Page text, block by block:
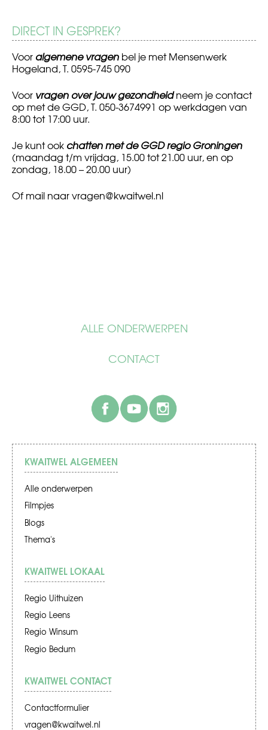
ALLE ONDERWERPEN
CONTACT
facebook
DIRECT IN GESPREK?
Voor algemene vragen bel je met Mensenwerk
Hogeland, T. 0595-745 090
Voor vragen over jouw gezondheidneem je contact
op met de GGD, T. 050-3674991 op werkdagen van
8:00 tot 17:00 uur.
Je kunt ook chatten met de GGD regio Groningen
(maandag t/m vrijdag, 15.00 tot 21.00 uur, en op
zondag, 18.00 – 20.00 uur)
Of mail naarvragen@kwaitwel.nl
KWAITWEL ALGEMEEN
Alle onderwerpen
Filmpjes
Blogs
Thema's
KWAITWEL LOKAAL
Regio Uithuizen
Regio Leens
Regio Winsum
Regio Bedum
KWAITWEL CONTACT
Contactformulier
vragen@kwaitwel.nl